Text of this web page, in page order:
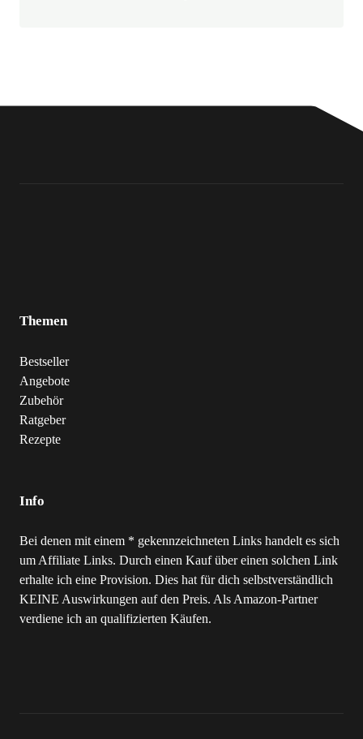
Themen
Bestseller
Angebote
Zubehör
Ratgeber
Rezepte
Info
Bei denen mit einem * gekennzeichneten Links handelt es sich
um Affiliate Links. Durch einen Kauf über einen solchen Link
erhalte ich eine Provision. Dies hat für dich selbstverständlich
KEINE Auswirkungen auf den Preis. Als Amazon-Partner
verdiene ich an qualifizierten Käufen.